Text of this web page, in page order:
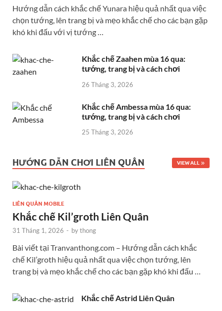
Hướng dẫn cách khắc chế Yunara hiệu quả nhất qua việc
chọn tướng, lên trang bị và mẹo khắc chế cho các bạn gặp
khó khi đấu với vị tướng …
Khắc chế Zaahen mùa 16 qua:
tướng, trang bị và cách chơi
26 Tháng 3, 2026
Khắc chế Ambessa mùa 16 qua:
tướng, trang bị và cách chơi
25 Tháng 3, 2026
HƯỚNG DẪN CHƠI LIÊN QUÂN VIEW ALL
LIÊN QUÂN MOBILE
Khắc chế Kil’groth Liên Quân
31 Tháng 1, 2026 - bythong
Bài viết tại Tranvanthong.com – Hướng dẫn cách khắc
chế Kil’groth hiệu quả nhất qua việc chọn tướng, lên
trang bị và mẹo khắc chế cho các bạn gặp khó khi đấu …
Khắc chế Astrid Liên Quân